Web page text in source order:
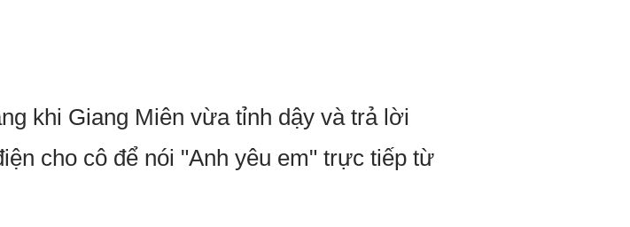
khi Giang Miên vừa tỉnh dậy và trả lời
cho cô để nói "Anh yêu em" trực tiếp từ